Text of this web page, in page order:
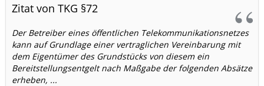
Zitat von TKG §72
Der Betreiber eines öffentlichen Telekommunikationsnetzes
kann auf Grundlage einer vertraglichen Vereinbarung mit
dem Eigentümer des Grundstücks von diesem ein
Bereitstellungsentgelt nach Maßgabe der folgenden Absätze
erheben, ...